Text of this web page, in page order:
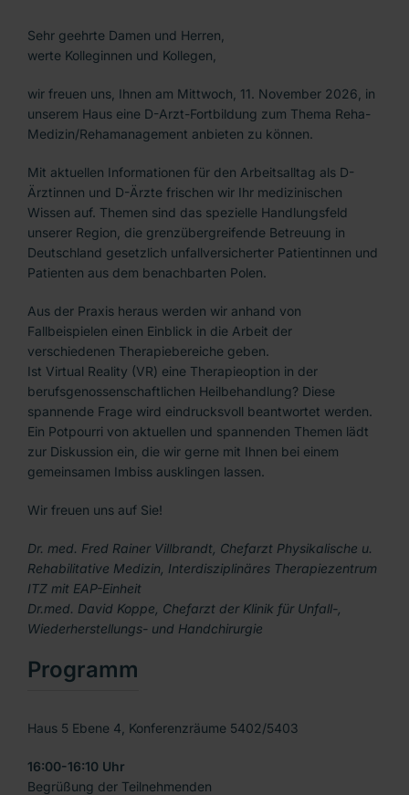
Sehr geehrte Damen und Herren,
werte Kolleginnen und Kollegen,
wir freuen uns, Ihnen am Mittwoch, 11. November 2026, in
unserem Haus eine D-Arzt-Fortbildung zum Thema Reha-
Medizin/Rehamanagement anbieten zu können.
Mit aktuellen Informationen für den Arbeitsalltag als D-
Ärztinnen und D-Ärzte frischen wir Ihr medizinischen
Wissen auf. Themen sind das spezielle Handlungsfeld
unserer Region, die grenzübergreifende Betreuung in
Deutschland gesetzlich unfallversicherter Patientinnen und
Patienten aus dem benachbarten Polen.
Aus der Praxis heraus werden wir anhand von
Fallbeispielen einen Einblick in die Arbeit der
verschiedenen Therapiebereiche geben.
Ist Virtual Reality (VR) eine Therapieoption in der
berufsgenossenschaftlichen Heilbehandlung? Diese
spannende Frage wird eindrucksvoll beantwortet werden.
Ein Potpourri von aktuellen und spannenden Themen lädt
zur Diskussion ein, die wir gerne mit Ihnen bei einem
gemeinsamen Imbiss ausklingen lassen.
Wir freuen uns auf Sie!
Dr. med. Fred Rainer Villbrandt, Chefarzt Physikalische u.
Rehabilitative Medizin, Interdisziplinäres Therapiezentrum
ITZ mit EAP-Einheit
Dr.med. David Koppe, Chefarzt der Klinik für Unfall-,
Wiederherstellungs- und Handchirurgie
Programm
Haus 5 Ebene 4, Konferenzräume 5402/5403
16:00-16:10 Uhr
Begrüßung der Teilnehmenden